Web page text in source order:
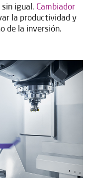
igual. Cambiador
la productividad y
de la inversión.